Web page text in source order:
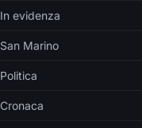
In evidenza
San Marino
Politica
Cronaca